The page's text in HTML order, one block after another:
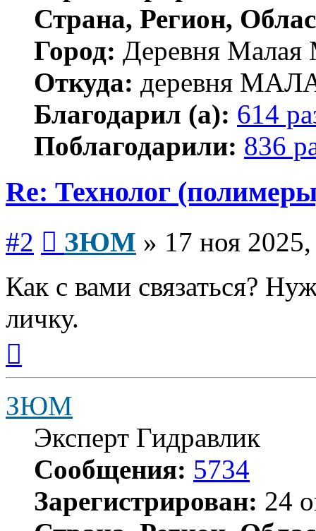
Страна, Регион,
Город: Деревня Малая
Откуда: деревня
Благодарил (а): 614
Поблагодарили: 836
Re: Технолог
#2 ЗЮМ » 17 ноя
Как с вами связаться?
личку.
началу
ЗЮМ
Эксперт Гидравлик
Сообщения: 5734
Зарегистрирован: 24